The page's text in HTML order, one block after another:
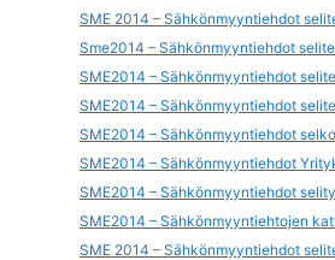
SME 2014 – Sähkönmyyntiehdot
Sme2014 – Sähkönmyyntiehdot
SME2014 – Sähkönmyyntiehdot
SME2014 – Sähkönmyyntiehdot
SME2014 – Sähkönmyyntiehdot
SME2014 – Sähkönmyyntiehdot
SME2014 – Sähkönmyyntiehdot
SME2014 – Sähkönmyyntiehtojen
SME 2014 – Sähkönmyyntiehdot